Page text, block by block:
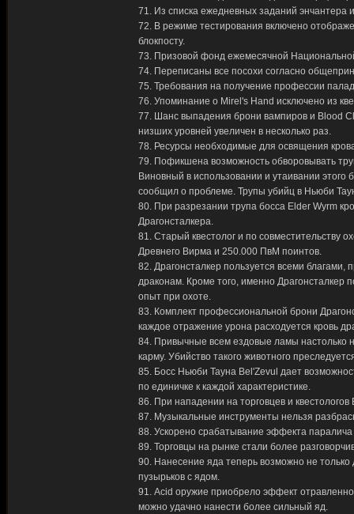
71. Из списка ежедневных заданий
72. В режиме тестирования включено
блокпосту.
73. Призовой фонд ежемесячной
74. Переписаны все посохи согласно
75. Требования на получение профессии
76. Упоминание о Mirel's Hand исключено из
77. Шанс выпадения брони вампиров и Blood
низших уровней увеличен в несколько раз.
78. Ресурсы необходимые для освящения
79. Пофикшена возможность обворовывать
Виновный в использовании и утаивании
сообщил о проблеме. Трупы убийц в Ньюби
80. При разрезании трупа босса Elder Wyrm
Драгонсталкера.
81. Старый квестолог и по совместительству
Древнего Вирма и 250.000 ПвМ поинтов.
82. Драгонсталкер пользуется всеми
драконам. Кроме того, именно Драгонсталкер
опыт при охоте.
83. Комплект профессиональной брони
каждое отражение урона расходуется кровь
84. Привычные всем ездовые ламы настолько
карму. Убийство такого животного
85. Босс Ньюби Тауна Bel'Zevul дает
по единичке к каждой характеристике.
86. При нападении на торговцев и
87. Музыкальные инструменты нельзя
88. Ускорено срабатывание эффекта
89. Торговцы на рынке стали более
90. Нанесение яда теперь возможно не
пузырьков с ядом.
91. Acid оружие приобрело эффект
можно удачно нанести более сильный яд.